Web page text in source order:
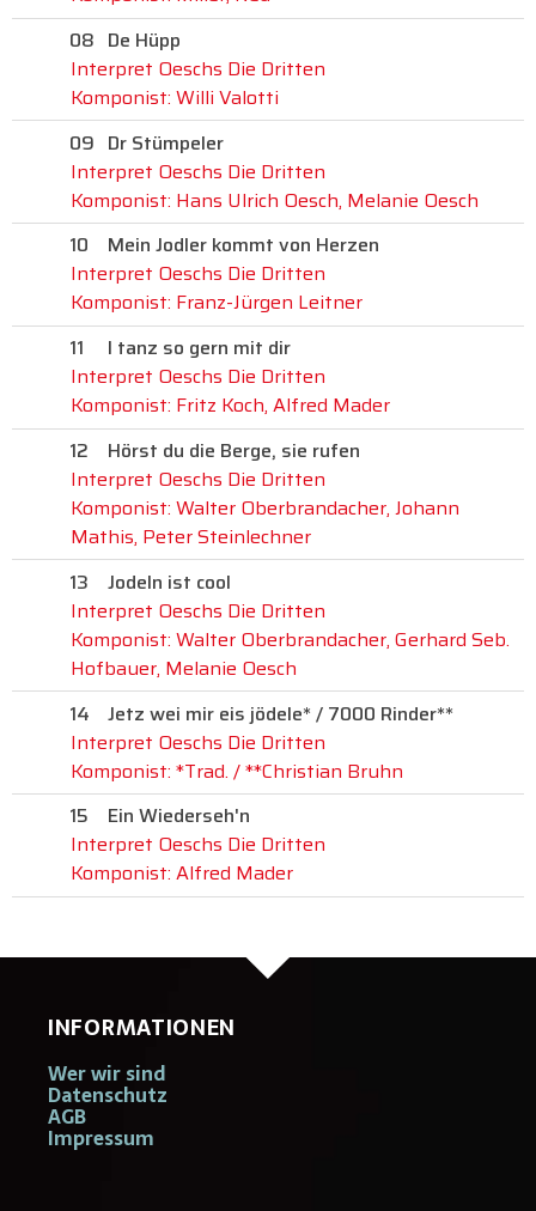
08 De Hüpp
Interpret Oeschs Die Dritten
Komponist: Willi Valotti
09 Dr Stümpeler
Interpret Oeschs Die Dritten
Komponist: Hans Ulrich Oesch, Melanie Oesch
10
Mein Jodler kommt von Herzen
Interpret Oeschs Die Dritten
Komponist: Franz-Jürgen Leitner
11
I tanz so gern mit dir
Interpret Oeschs Die Dritten
Komponist: Fritz Koch, Alfred Mader
12
Hörst du die Berge, sie rufen
Interpret Oeschs Die Dritten
Komponist: Walter Oberbrandacher, Johann
Mathis, Peter Steinlechner
13
Jodeln ist cool
Interpret Oeschs Die Dritten
Komponist: Walter Oberbrandacher, Gerhard Seb.
Hofbauer, Melanie Oesch
14
Jetz wei mir eis jödele* / 7000 Rinder**
Interpret Oeschs Die Dritten
Komponist: *Trad. / **Christian Bruhn
15
Ein Wiederseh'n
Interpret Oeschs Die Dritten
Komponist: Alfred Mader
INFORMATIONEN
Wer wir sind
Datenschutz
AGB
Impressum